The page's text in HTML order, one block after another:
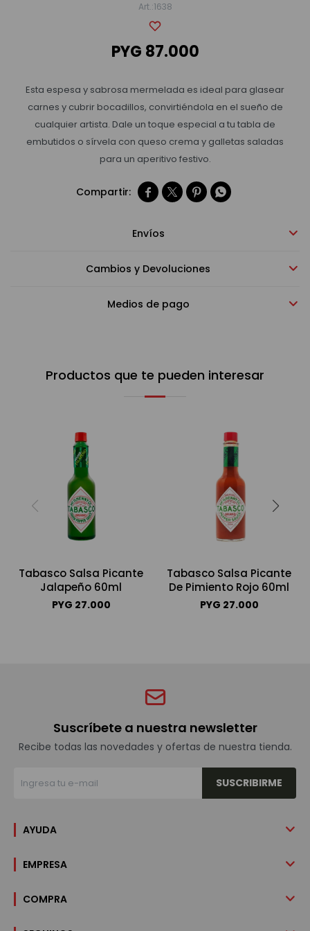
1638
PYG 87.000
Esta espesa y sabrosa mermelada es ideal para glasear
carnes y cubrir bocadillos, convirtiéndola en el sueño de
cualquier artista. Dale un toque especial a tu tabla de
embutidos o sírvela con queso crema y galletas saladas
para un aperitivo festivo.
   
Envíos
Cambios y Devoluciones
Medios de pago
Productos que te pueden interesar
Tabasco Salsa Picante
Jalapeño 60ml
PYG 27.000
Tabasco Salsa Picante
De Pimiento Rojo 60ml
PYG 27.000
Suscríbete a nuestra newsletter
Recibe todas las novedades y ofertas de nuestra tienda.
SUSCRIBIRME
AYUDA
EMPRESA
COMPRA
Limpieza del hogar
Promociones